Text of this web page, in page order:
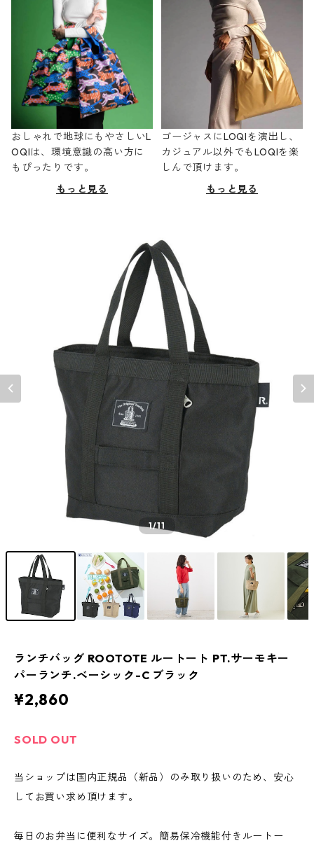
おしゃれで地球にもやさしいL
OQIは、環境意識の高い方に
もぴったりです。
もっと見る
ゴージャスにLOQIを演出し、
カジュアル以外でもLOQIを楽
しんで頂けます。
もっと見る
1/11
ランチバッグ ROOTOTE ルートート PT.サーモキー
パーランチ.ベーシック-C ブラック
¥2,860
SOLD OUT
当ショップは国内正規品（新品）のみ取り扱いのため、安心
してお買い求め頂けます。
毎日のお弁当に便利なサイズ。簡易保冷機能付きルートー